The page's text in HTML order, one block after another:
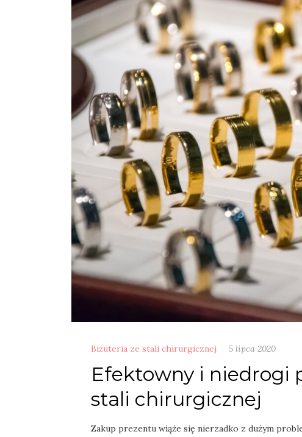
Biżuteria ze stali chirurgicznej 5 lipca 2020
Efektowny i niedrogi
stali chirurgicznej
Zakup prezentu wiąże się nierzadko z dużym